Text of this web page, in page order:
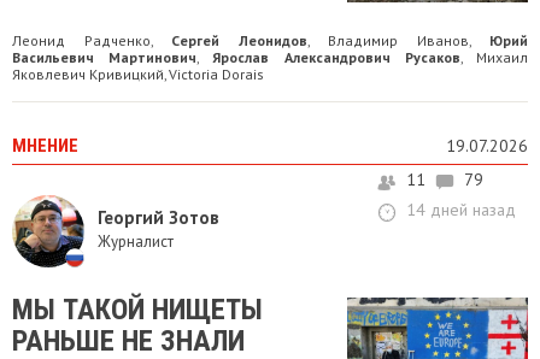
Леонид Радченко Сергей Леонидов Владимир Иванов
Юрий
Васильевич Мартинович
Ярослав Александрович Русаков
Михаил
Яковлевич Кривицкий Victoria Dorais
МНЕНИЕ 19.07.2026
Георгий Зотов
Журналист
11
79
14 дней назад
МЫ ТАКОЙ НИЩЕТЫ
РАНЬШЕ НЕ ЗНАЛИ